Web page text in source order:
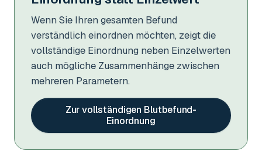
Wenn Sie Ihren gesamten Befund
verständlich einordnen möchten, zeigt die
vollständige Einordnung neben Einzelwerten
auch mögliche Zusammenhänge zwischen
mehreren Parametern.
Zur vollständigen Blutbefund-
Einordnung